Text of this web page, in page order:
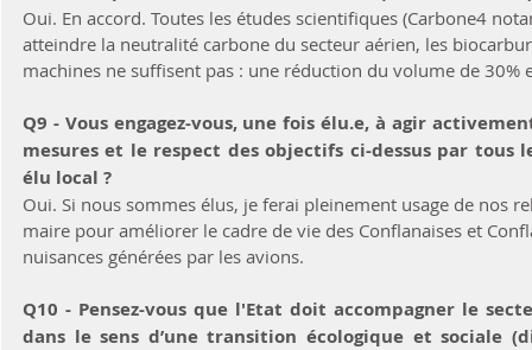
Oui. En accord. Toutes les études scientifiques (Carbone4
atteindre la neutralité carbone du secteur aérien, les
machines ne suffisent pas : une réduction du volume de 30%
Q9 - Vous engagez-vous, une fois élu.e, à agir
mesures et le respect des objectifs ci-dessus par tous
élu local ?
Oui. Si nous sommes élus, je ferai pleinement usage de nos
maire pour améliorer le cadre de vie des Conflanaises et
nuisances générées par les avions.
Q10 - Pensez-vous que l'Etat doit accompagner le
dans le sens d’une transition écologique et sociale